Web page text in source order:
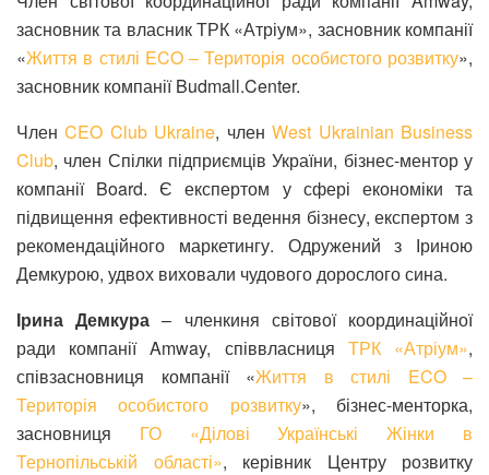
засновник та власник ТРК «Атріум», засновник компанії
«Життя в стилі ECO – Територія особистого розвитку»,
засновник компанії Budmall.Center.
ЧленCEO Club Ukraine, членWest Ukrainian Business
Club, член Спілки підприємців України, бізнес-ментор у
компанії Board. Є експертом у сфері економіки та
підвищення ефективності ведення бізнесу, експертом з
рекомендаційного маркетингу. Одружений з Іриною
Демкурою, удвох виховали чудового дорослого сина.
Ірина Демкура – членкиня світової координаційної
ради компанії Amway, співвласниця ТРК «Атріум»,
співзасновниця компанії «Життя в стилі ECO –
Територія особистого розвитку», бізнес-менторка,
засновниця ГО «Ділові Українські Жінки в
Тернопільській області», керівник Центру розвитку